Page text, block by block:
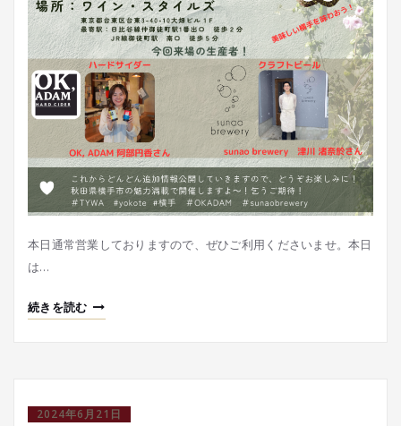
本日通常営業しておりますので、ぜひご利用くださいませ。本日
は…
続きを読む
2024年6月21日